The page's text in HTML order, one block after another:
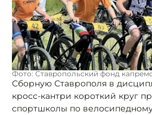
Фото: Ставропольский фонд
Сборную Ставрополя в
кросс-кантри короткий круг
спортшколы по